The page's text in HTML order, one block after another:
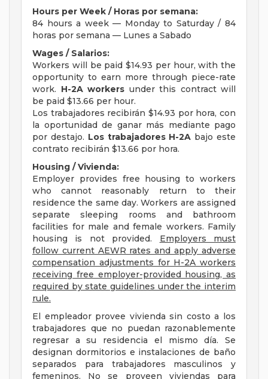
Hours per Week / Horas por semana:
84 hours a week — Monday to Saturday / 84
horas por semana — Lunes a Sabado
Wages / Salarios:
Workers will be paid $14.93 per hour, with the
opportunity to earn more through piece-rate
work. H-2A workers under this contract will
be paid $13.66 per hour.
Los trabajadores recibirán $14.93 por hora, con
la oportunidad de ganar más mediante pago
por destajo. Los trabajadores H-2A bajo este
contrato recibirán $13.66 por hora.
Housing / Vivienda:
Employer provides free housing to workers
who cannot reasonably return to their
residence the same day. Workers are assigned
separate sleeping rooms and bathroom
facilities for male and female workers. Family
housing is not provided. Employers must
follow current AEWR rates and apply adverse
compensation adjustments for H-2A workers
receiving free employer-provided housing, as
required by state guidelines under the interim
rule.
El empleador provee vivienda sin costo a los
trabajadores que no puedan razonablemente
regresar a su residencia el mismo día. Se
designan dormitorios e instalaciones de baño
separados para trabajadores masculinos y
femeninos. No se proveen viviendas para